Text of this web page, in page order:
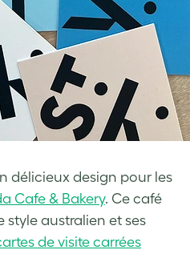
délicieux design pour les
Cafe & Bakery. Ce café
australien et ses
de visite carrées